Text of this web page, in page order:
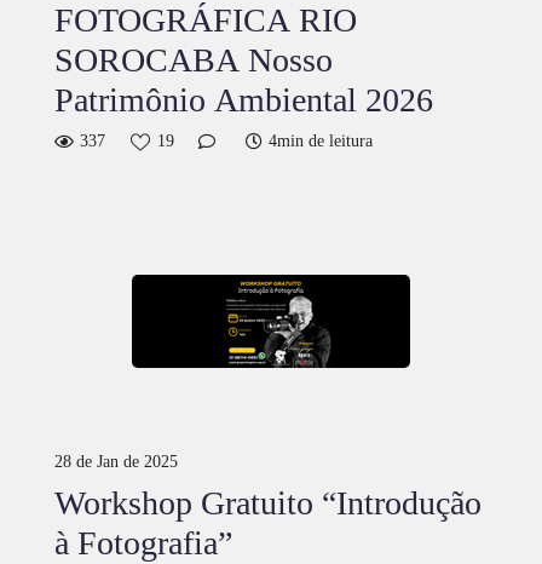
FOTOGRÁFICA RIO
SOROCABA Nosso
Patrimônio Ambiental 2026
337 19 4min de leitura
28 de Jan de 2025
Workshop Gratuito “Introdução
à Fotografia”